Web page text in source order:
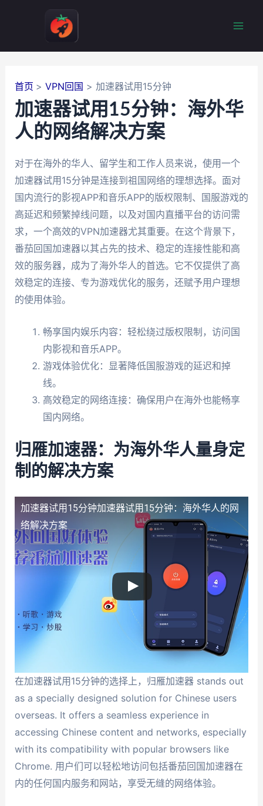
首页 VPN回国 加速器试用15分钟
加速器试用15分钟：海外华
人的网络解决方案
对于在海外的华人、留学生和工作人员来说，使用一个
加速器试用15分钟是连接到祖国网络的理想选择。面对
国内流行的影视APP和音乐APP的版权限制、国服游戏的
高延迟和频繁掉线问题，以及对国内直播平台的访问需
求，一个高效的VPN加速器尤其重要。在这个背景下，
番茄回国加速器以其占先的技术、稳定的连接性能和高
效的服务器，成为了海外华人的首选。它不仅提供了高
效稳定的连接、专为游戏优化的服务，还赋予用户理想
的使用体验。
畅享国内娱乐内容：轻松绕过版权限制，访问国
内影视和音乐APP。
游戏体验优化：显著降低国服游戏的延迟和掉
线。
高效稳定的网络连接：确保用户在海外也能畅享
国内网络。
归雁加速器：为海外华人量身定
制的解决方案
加速器试用15分钟加速器试用15分钟：海外华人的网
络解决方案
在加速器试用15分钟的选择上，归雁加速器 stands out
as a specially designed solution for Chinese users
overseas. It offers a seamless experience in
accessing Chinese content and networks, especially
with its compatibility with popular browsers like
Chrome. 用户们可以轻松地访问包括番茄回国加速器在
内的任何国内服务和网站，享受无缝的网络体验。